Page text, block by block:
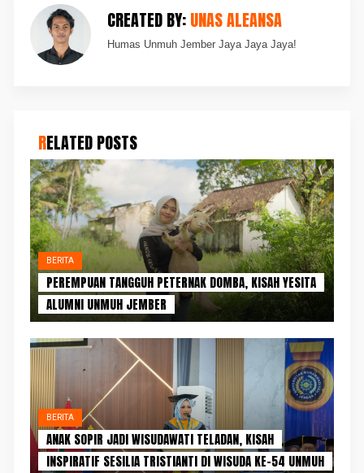
CREATED BY:UNAS ALEANSA
Humas Unmuh Jember Jaya Jaya Jaya!
RELATED POSTS
BERITA
PEREMPUAN TANGGUH PETERNAK DOMBA, KISAH YESITA
ALUMNI UNMUH JEMBER
BERITA
ANAK SOPIR JADI WISUDAWATI TELADAN, KISAH
INSPIRATIF SESILIA TRISTIANTI DI WISUDA KE-54 UNMUH